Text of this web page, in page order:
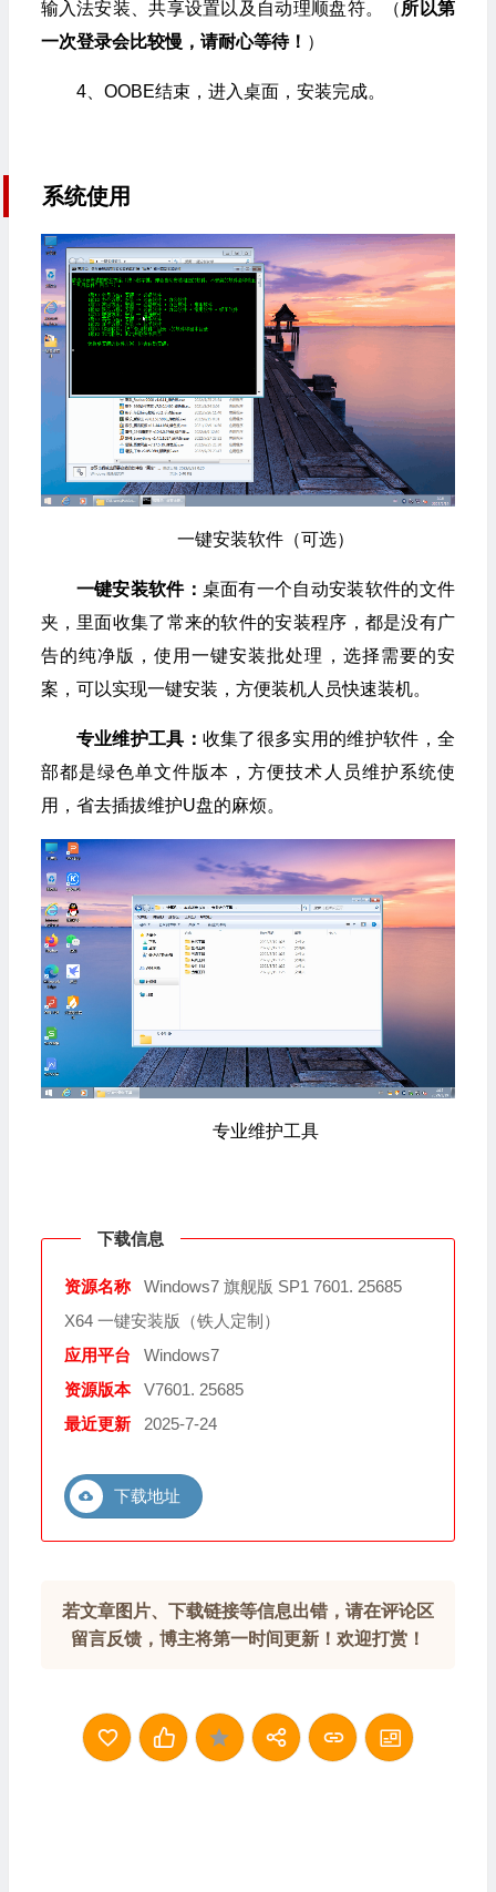
输入法安装、共享设置以及自动理顺盘符。（所以第
一次登录会比较慢，请耐心等待！ ）
4、OOBE结束，进入桌面，安装完成。
系统使用
一键安装软件（可选）
一键安装软件： 桌面有一个自动安装软件的文件
夹，里面收集了常来的软件的安装程序，都是没有广
告的纯净版，使用一键安装批处理，选择需要的安
案，可以实现一键安装，方便装机人员快速装机。
专业维护工具： 收集了很多实用的维护软件，全
部都是绿色单文件版本，方便技术人员维护系统使
用，省去插拔维护U盘的麻烦。
专业维护工具
下载信息
资源名称
Windows7 旗舰版 SP1 7601. 25685
X64 一键安装版（铁人定制）
应用平台
Windows7
资源版本
V7601. 25685
最近更新
2025-7-24
下载地址
若文章图片、下载链接等信息出错，请在评论区
留言反馈，博主将第一时间更新！欢迎打赏！